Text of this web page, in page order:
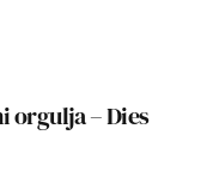
orgulja – Dies